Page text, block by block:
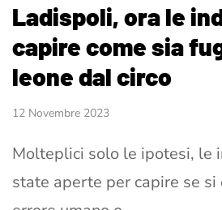
Ladispoli, ora le
capire come sia
leone dal circo
12 Novembre 2023
Molteplici solo le ipotesi, le
state aperte per capire se